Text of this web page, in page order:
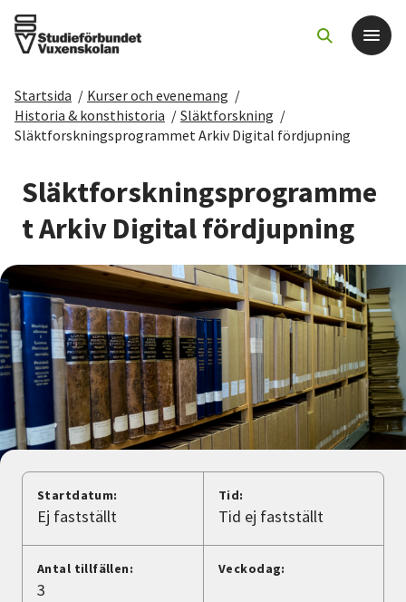
Det här gör vi
Sök kurser och evenemang
Om SV
Starta studiecirkel
Cirkelledare
Nyheter
Lyssna
Startsida / Kurser och evenemang /
Historia & konsthistoria / Släktforskning /
Släktforskningsprogrammet Arkiv Digital fördjupning
Släktforskningsprogramme
t Arkiv Digital fördjupning
Startdatum:
Ej fastställt
Tid:
Tid ej fastställt
Antal tillfällen:
3
Veckodag: